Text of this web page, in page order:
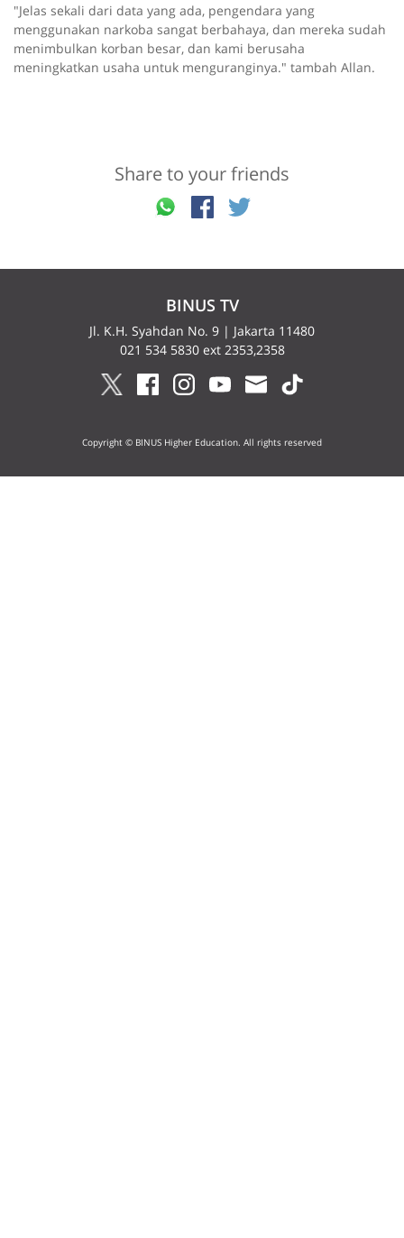
"Jelas sekali dari data yang ada, pengendara yang
menggunakan narkoba sangat berbahaya, dan mereka sudah
menimbulkan korban besar, dan kami berusaha
meningkatkan usaha untuk menguranginya." tambah Allan.
Share to your friends
BINUS TV
Jl. K.H. Syahdan No. 9 | Jakarta 11480
021 534 5830 ext 2353,2358
Copyright © BINUS Higher Education. All rights reserved